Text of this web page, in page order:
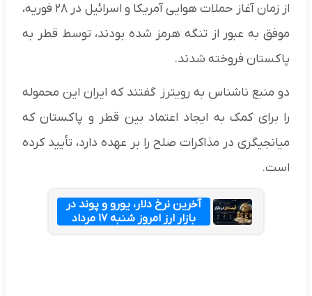
از زمان آغاز حملات هوایی آمریکا و اسرائیل در ۲۸ فوریه،
موفق به عبور از تنگه هرمز شده بودند، توسط قطر به
پاکستان فروخته شدند.
دو منبع ناشناس به رویترز گفتند که ایران این محموله
را برای کمک به ایجاد اعتماد بین قطر و پاکستان که
میانجیگری در مذاکرات صلح را بر عهده دارد، تأیید کرده
است.
آخرین نرخ دلار، یورو و پوند در
بازار ارز امروز شنبه ۱۷ مرداد